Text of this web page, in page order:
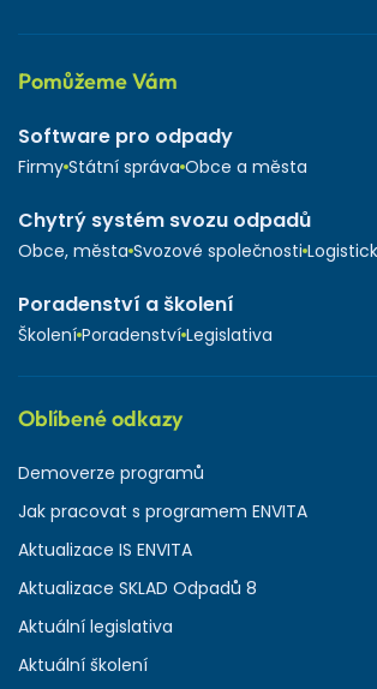
Pomůžeme Vám
Software pro odpady
Firmy Státní správa Obce a města
Chytrý systém svozu odpadů
Obce, města Svozové společnosti
Poradenství a školení
Školení Poradenství Legislativa
Oblíbené odkazy
Demoverze programů
Jak pracovat s programem ENVITA
Aktualizace IS ENVITA
Aktualizace SKLAD Odpadů 8
Aktuální legislativa
Aktuální školení